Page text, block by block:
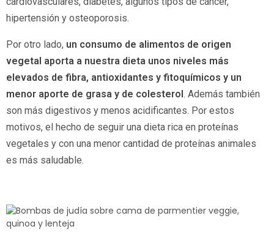
hipertensión y osteoporosis.
Por otro lado, un consumo de alimentos de origen
vegetal aporta a nuestra dieta unos niveles más
elevados de fibra, antioxidantes y fitoquímicos y un
menor aporte de grasa y de colesterol. Además también
son más digestivos y menos acidificantes. Por estos
motivos, el hecho de seguir una dieta rica en proteínas
vegetales y con una menor cantidad de proteínas animales
es más saludable.